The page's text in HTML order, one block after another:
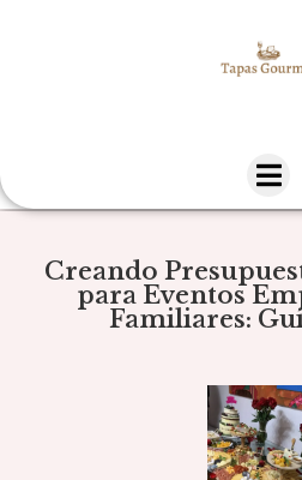
Creando
para Eventos
Familiares: